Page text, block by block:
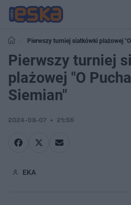
Pierwszy turniej siatkówki plażowej
Pierwszy turniej
plażowej "O
Siemian"
2024-08-07 21:56
EKA